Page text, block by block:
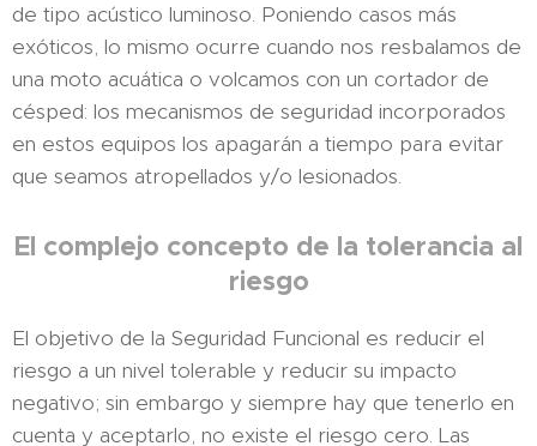
de tipo acústico luminoso. Poniendo casos más
exóticos, lo mismo ocurre cuando nos resbalamos de
una moto acuática o volcamos con un cortador de
césped: los mecanismos de seguridad incorporados
en estos equipos los apagarán a tiempo para evitar
que seamos atropellados y/o lesionados.
El complejo concepto de la tolerancia al
riesgo
El objetivo de la Seguridad Funcional es reducir el
riesgo a un nivel tolerable y reducir su impacto
negativo; sin embargo y siempre hay que tenerlo en
cuenta y aceptarlo, no existe el riesgo cero. Las